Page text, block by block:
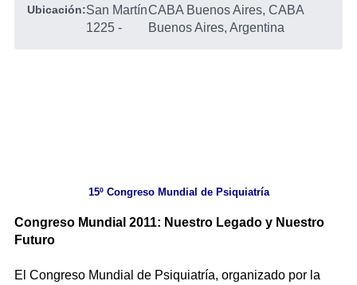
Ubicación:San Martín
1225 -
CABA Buenos Aires, CABA
Buenos Aires, Argentina
15º Congreso Mundial de Psiquiatría
Congreso Mundial 2011: Nuestro Legado y Nuestro
Futuro
El Congreso Mundial de Psiquiatría, organizado por la